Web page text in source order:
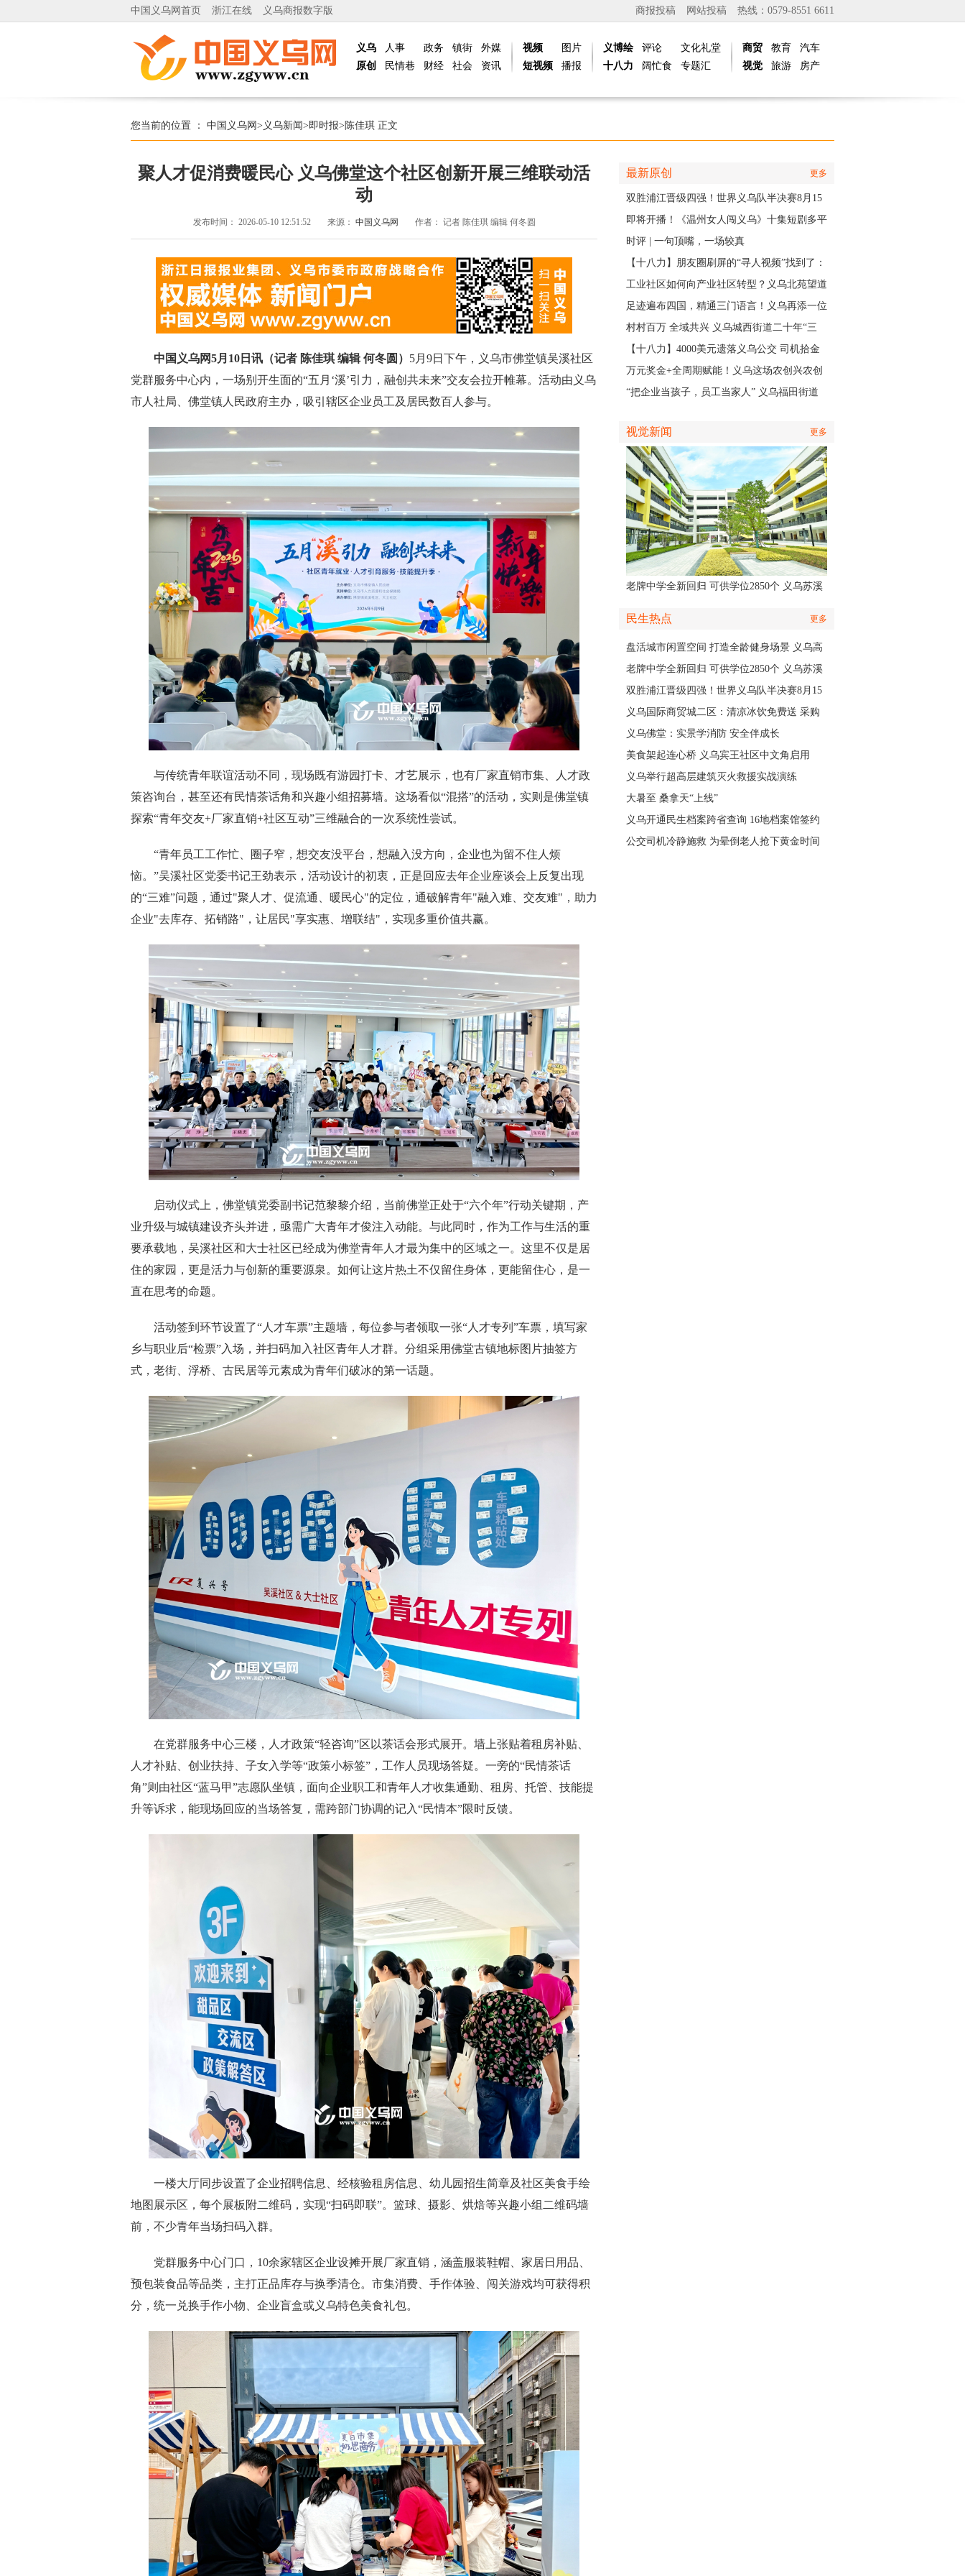
中国义乌网首页 浙江在线 义乌商报数字版 热线：0579-8551 6611
网站投稿
商报投稿
义乌
原创
人事
民情巷
政务
财经
镇街
社会
外媒
资讯
视频
短视频
图片
播报
义博绘
十八力
评论
阔忙食
文化礼堂
专题汇
商贸
视觉
教育
旅游
汽车
房产
您当前的位置 ： 中国义乌网 > 义乌新闻>即时报> 陈佳琪 正文
聚人才促消费暖民心 义乌佛堂这个社区创新开展三维联动活
动
发布时间： 2026-05-10 12:51:52 来源： 中国义乌网 作者： 记者 陈佳琪 编辑 何冬圆
中国义乌网5月10日讯（记者 陈佳琪 编辑 何冬圆） 5月9日下午，义乌市佛堂镇吴溪社区
党群服务中心内，一场别开生面的“五月‘溪’引力，融创共未来”交友会拉开帷幕。活动由义乌
市人社局、佛堂镇人民政府主办，吸引辖区企业员工及居民数百人参与。
与传统青年联谊活动不同，现场既有游园打卡、才艺展示，也有厂家直销市集、人才政
策咨询台，甚至还有民情茶话角和兴趣小组招募墙。这场看似“混搭”的活动，实则是佛堂镇
探索“青年交友+厂家直销+社区互动”三维融合的一次系统性尝试。
“青年员工工作忙、圈子窄，想交友没平台，想融入没方向，企业也为留不住人烦
恼。”吴溪社区党委书记王劲表示，活动设计的初衷，正是回应去年企业座谈会上反复出现
的“三难”问题，通过"聚人才、促流通、暖民心"的定位，通破解青年"融入难、交友难"，助力
企业"去库存、拓销路"，让居民"享实惠、增联结"，实现多重价值共赢。
启动仪式上，佛堂镇党委副书记范黎黎介绍，当前佛堂正处于“六个年”行动关键期，产
业升级与城镇建设齐头并进，亟需广大青年才俊注入动能。与此同时，作为工作与生活的重
要承载地，吴溪社区和大士社区已经成为佛堂青年人才最为集中的区域之一。这里不仅是居
住的家园，更是活力与创新的重要源泉。如何让这片热土不仅留住身体，更能留住心，是一
直在思考的命题。
活动签到环节设置了“人才车票”主题墙，每位参与者领取一张“人才专列”车票，填写家
乡与职业后“检票”入场，并扫码加入社区青年人才群。分组采用佛堂古镇地标图片抽签方
式，老街、浮桥、古民居等元素成为青年们破冰的第一话题。
在党群服务中心三楼，人才政策“轻咨询”区以茶话会形式展开。墙上张贴着租房补贴、
人才补贴、创业扶持、子女入学等“政策小标签”，工作人员现场答疑。一旁的“民情茶话
角”则由社区“蓝马甲”志愿队坐镇，面向企业职工和青年人才收集通勤、租房、托管、技能提
升等诉求，能现场回应的当场答复，需跨部门协调的记入“民情本”限时反馈。
一楼大厅同步设置了企业招聘信息、经核验租房信息、幼儿园招生简章及社区美食手绘
地图展示区，每个展板附二维码，实现“扫码即联”。篮球、摄影、烘焙等兴趣小组二维码墙
前，不少青年当场扫码入群。
党群服务中心门口，10余家辖区企业设摊开展厂家直销，涵盖服装鞋帽、家居日用品、
预包装食品等品类，主打正品库存与换季清仓。市集消费、手作体验、闯关游戏均可获得积
分，统一兑换手作小物、企业盲盒或义乌特色美食礼包。
最新原创 更多
双胜浦江晋级四强！世界义乌队半决赛8月15
日主场开打
即将开播！《温州女人闯义乌》十集短剧多平
台同步上线
时评 | 一句顶嘴，一场较真
【十八力】朋友圈刷屏的“寻人视频”找到了：
那个递出雨衣的义乌排水人，原来是他
工业社区如何向产业社区转型？义乌北苑望道
社区将IP作为“金钥匙”
足迹遍布四国，精通三门语言！义乌再添一位
外籍医生
村村百万 全域共兴 义乌城西街道二十年“三
地”实践，绘就产业共富新图景
【十八力】4000美元遗落义乌公交 司机拾金
不昧获外国客商点赞
万元奖金+全周期赋能！义乌这场农创兴农创
业大赛开启报名
“把企业当孩子，员工当家人” 义乌福田街道
视觉新闻 更多
老牌中学全新回归 可供学位2850个 义乌苏溪
民生热点 更多
盘活城市闲置空间 打造全龄健身场景 义乌高
质量落地省级文体民生实事
老牌中学全新回归 可供学位2850个 义乌苏溪
中学9月投用
双胜浦江晋级四强！世界义乌队半决赛8月15
日主场开打
义乌国际商贸城二区：清凉冰饮免费送 采购
商可就近领取
义乌佛堂：实景学消防 安全伴成长
美食架起连心桥 义乌宾王社区中文角启用
义乌举行超高层建筑灭火救援实战演练
大暑至 桑拿天“上线”
义乌开通民生档案跨省查询 16地档案馆签约
合作
公交司机冷静施救 为晕倒老人抢下黄金时间